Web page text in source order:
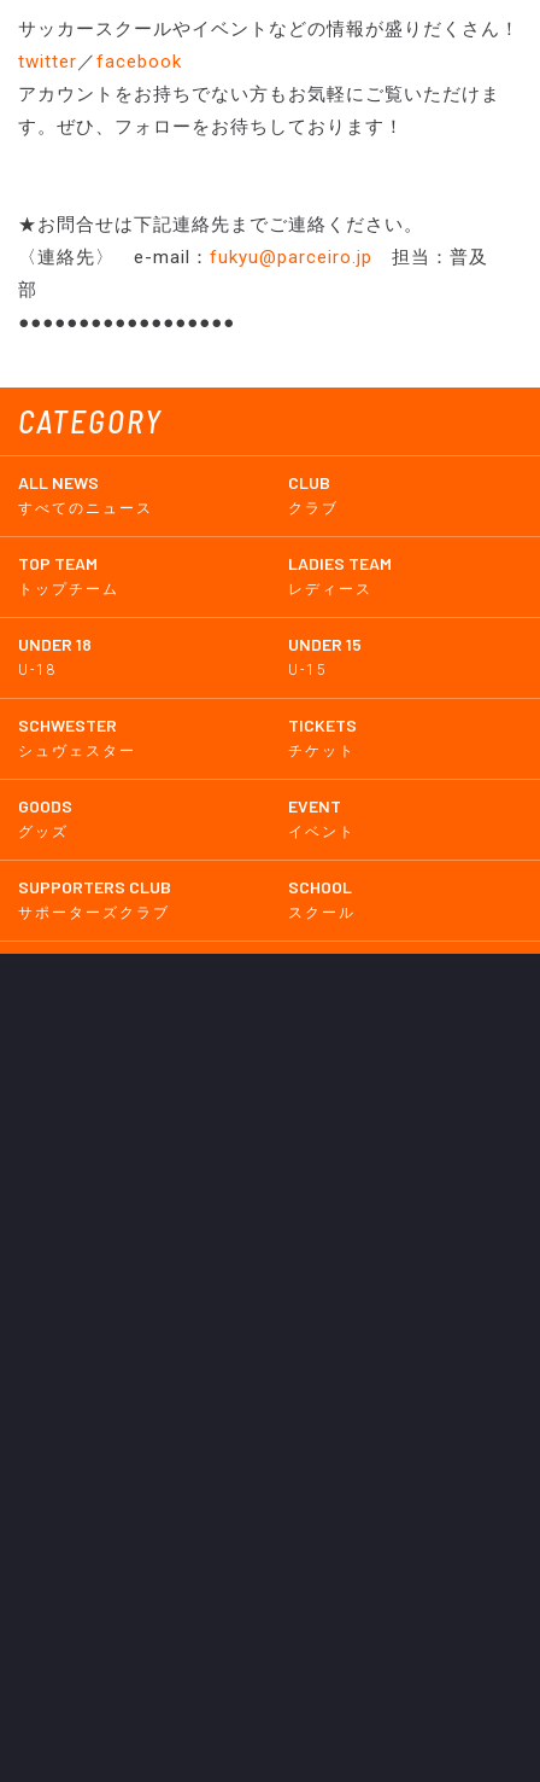
CATEGORY
ALL NEWS
すべてのニュース
CLUB
クラブ
TOP TEAM
トップチーム
LADIES TEAM
レディース
UNDER 18
U-18
UNDER 15
U-15
SCHWESTER
シュヴェスター
TICKETS
チケット
GOODS
グッズ
EVENT
イベント
SUPPORTERS CLUB
サポーターズクラブ
SCHOOL
スクール
サッカースクールやイベントなどの情報が盛りだくさん！
twitter／facebook
アカウントをお持ちでない方もお気軽にご覧いただけま
す。ぜひ、フォローをお待ちしております！
★お問合せは下記連絡先までご連絡ください。
〈連絡先〉 e-mail： fukyu@parceiro.jp
担当：普及
部
●●●●●●●●●●●●●●●●●●